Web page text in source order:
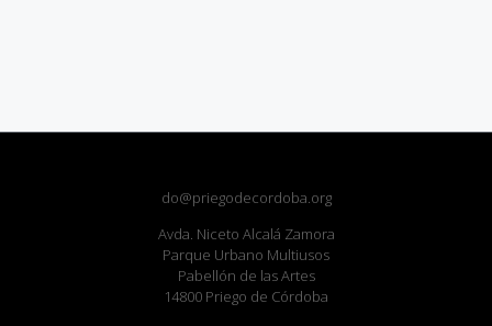
do@priegodecordoba.org
Avda. Niceto Alcalá Zamora
Parque Urbano Multiusos
Pabellón de las Artes
14800 Priego de Córdoba